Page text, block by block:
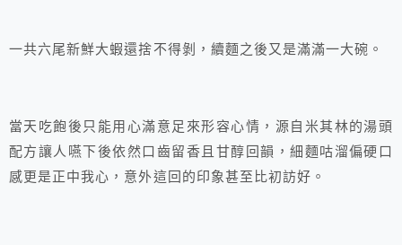
一共六尾新鮮大蝦還捨不得剝，續麵之後又是滿滿一大碗。
當天吃飽後只能用心滿意足來形容心情，源自米其林的湯頭
配方讓人嚥下後依然口齒留香且甘醇回韻，細麵咕溜偏硬口
感更是正中我心，意外這回的印象甚至比初訪好。